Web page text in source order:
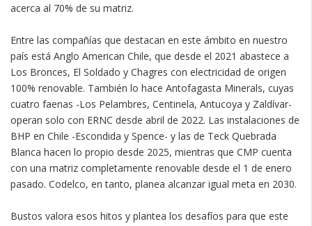
acerca al 70% de su matriz.
Entre las compañías que destacan en este ámbito en nuestro
país está Anglo American Chile, que desde el 2021 abastece a
Los Bronces, El Soldado y Chagres con electricidad de origen
100% renovable. También lo hace Antofagasta Minerals, cuyas
cuatro faenas -Los Pelambres, Centinela, Antucoya y Zaldívar-
operan solo con ERNC desde abril de 2022. Las instalaciones de
BHP en Chile -Escondida y Spence- y las de Teck Quebrada
Blanca hacen lo propio desde 2025, mientras que CMP cuenta
con una matriz completamente renovable desde el 1 de enero
pasado. Codelco, en tanto, planea alcanzar igual meta en 2030.
Bustos valora esos hitos y plantea los desafíos para que este